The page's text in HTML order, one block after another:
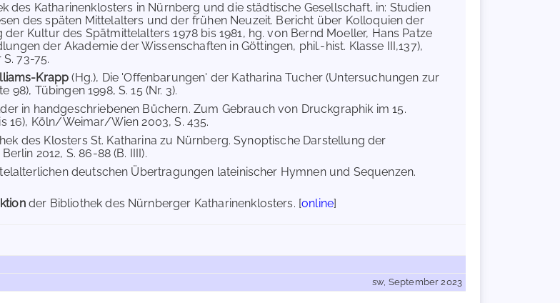
des Katharinenklosters in Nürnberg und die städtische Gesellschaft, in: Studien
des späten Mittelalters und der frühen Neuzeit. Bericht über Kolloquien der
Kultur des Spätmittelalters 1978 bis 1981, hg. von Bernd Moeller, Hans Patze
der Akademie der Wissenschaften in Göttingen, phil.-hist. Klasse III,137),
73-75.
Krapp(Hg.), Die 'Offenbarungen' der Katharina Tucher (Untersuchungen zur
Tübingen 1998, S. 15 (Nr. 3).
in handgeschriebenen Büchern. Zum Gebrauch von Druckgraphik im 15.
16), Köln/Weimar/Wien 2003, S. 435.
des Klosters St. Katharina zu Nürnberg. Synoptische Darstellung der
2012, S. 86-88 (B. IIII).
deutschen Übertragungen lateinischer Hymnen und Sequenzen.
der Bibliothek des Nürnberger Katharinenklosters. [online]
sw, September 2023